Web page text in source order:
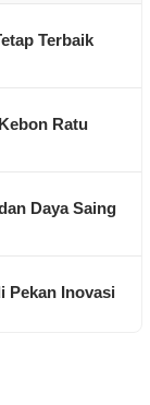
Terbaik
Ratu
Daya Saing
Pekan Inovasi